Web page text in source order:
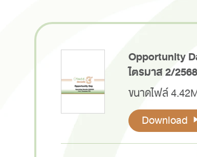
Opportunity
ไตรมาส 2/2568
ขนาดไฟล์
Download